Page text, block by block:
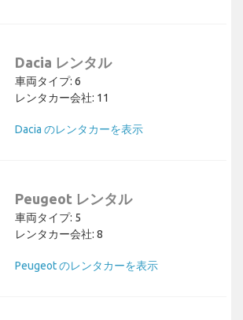
Dacia レンタル
車両タイプ: 6
レンタカー会社: 11
Dacia のレンタカーを表示
Peugeot レンタル
車両タイプ: 5
レンタカー会社: 8
Peugeot のレンタカーを表示